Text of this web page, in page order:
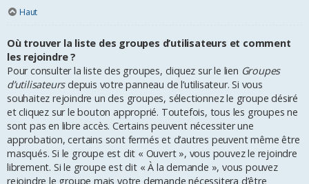
Haut
Où trouver la liste des groupes d’utilisateurs et comment
les rejoindre ?
Pour consulter la liste des groupes, cliquez sur le lien Groupes
d’utilisateursdepuis votre panneau de l’utilisateur. Si vous
souhaitez rejoindre un des groupes, sélectionnez le groupe désiré
et cliquez sur le bouton approprié. Toutefois, tous les groupes ne
sont pas en libre accès. Certains peuvent nécessiter une
approbation, certains sont fermés et d’autres peuvent même être
masqués. Si le groupe est dit « Ouvert », vous pouvez le rejoindre
librement. Si le groupe est dit « À la demande », vous pouvez
rejoindre le groupe mais votre demande nécessitera d’être